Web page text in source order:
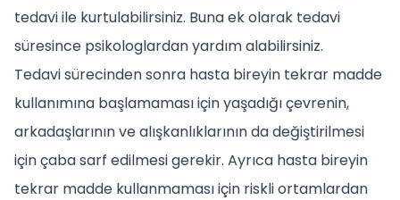
tedavi ile kurtulabilirsiniz. Buna ek olarak tedavi
süresince psikologlardan yardım alabilirsiniz.
Tedavi sürecinden sonra hasta bireyin tekrar madde
kullanımına başlamaması için yaşadığı çevrenin,
arkadaşlarının ve alışkanlıklarının da değiştirilmesi
için çaba sarf edilmesi gerekir. Ayrıca hasta bireyin
tekrar madde kullanmaması için riskli ortamlardan